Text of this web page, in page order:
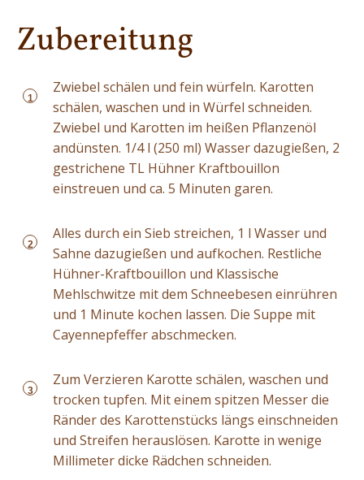
Zubereitung
1
Zwiebel schälen und fein würfeln. Karotten
schälen, waschen und in Würfel schneiden.
Zwiebel und Karotten im heißen Pflanzenöl
andünsten. 1/4 l (250 ml) Wasser dazugießen, 2
gestrichene TL Hühner Kraftbouillon
einstreuen und ca. 5 Minuten garen.
2
Alles durch ein Sieb streichen, 1 l Wasser und
Sahne dazugießen und aufkochen. Restliche
Hühner-Kraftbouillon und Klassische
Mehlschwitze mit dem Schneebesen einrühren
und 1 Minute kochen lassen. Die Suppe mit
Cayennepfeffer abschmecken.
3
Zum Verzieren Karotte schälen, waschen und
trocken tupfen. Mit einem spitzen Messer die
Ränder des Karottenstücks längs einschneiden
und Streifen herauslösen. Karotte in wenige
Millimeter dicke Rädchen schneiden.